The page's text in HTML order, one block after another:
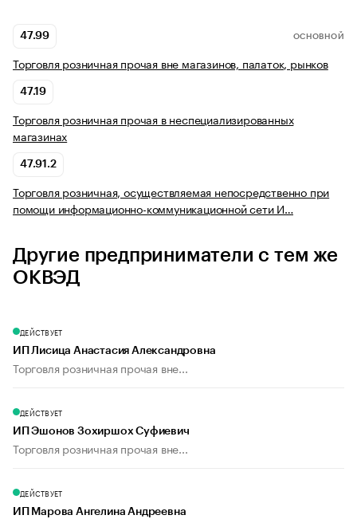
47.99 ОСНОВНОЙ
Торговля розничная прочая вне магазинов, палаток, рынков
47.19
Торговля розничная прочая в неспециализированных
магазинах
47.91.2
Торговля розничная, осуществляемая непосредственно при
помощи информационно-коммуникационной сети И…
Другие предприниматели с тем же
ОКВЭД
ДЕЙСТВУЕТ
ИП Лисица Анастасия Александровна
Торговля розничная прочая вне...
ДЕЙСТВУЕТ
ИП Эшонов Зохиршох Суфиевич
Торговля розничная прочая вне...
ДЕЙСТВУЕТ
ИП Марова Ангелина Андреевна